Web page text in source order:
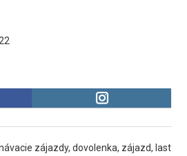
zájazdy, dovolenka, zájazd, last